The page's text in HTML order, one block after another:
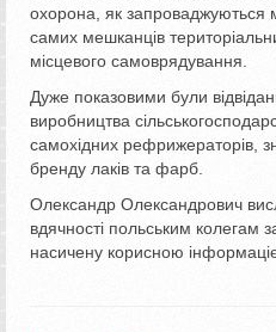
охорона, як запроваджуються
самих мешканців
місцевого самоврядування.
Дуже показовими були
виробництва
самохідних рефрижераторів,
бренду лаків та фарб.
Олександр Олександрович
вдячності польським колегам
насичену корисною